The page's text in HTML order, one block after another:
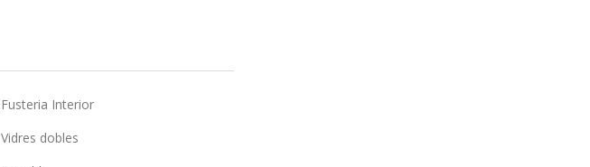
Fusteria Interior
Vidres dobles